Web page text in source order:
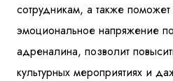
сотрудникам, а также поможет
эмоциональное напряжение
адреналина, позволит
культурных мероприятиях и